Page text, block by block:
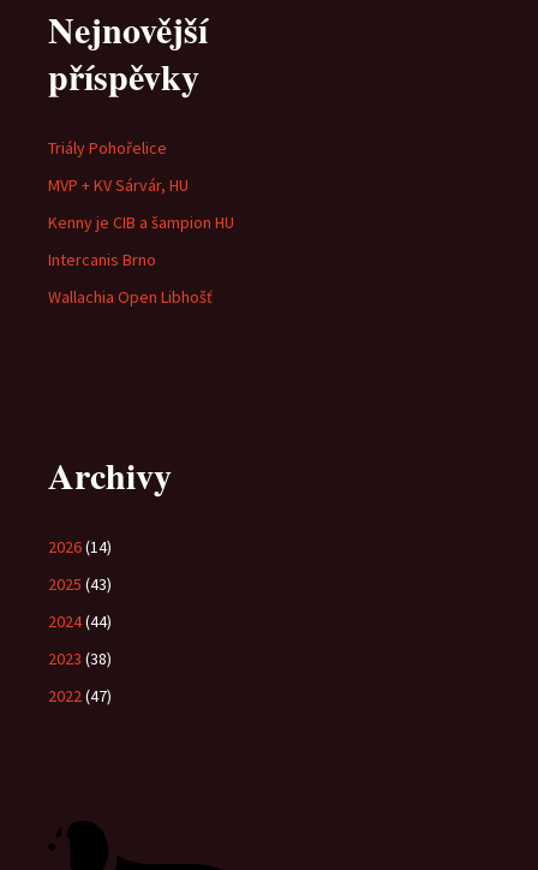
Nejnovější
příspěvky
Triály Pohořelice
MVP + KV Sárvár, HU
Kenny je CIB a šampion HU
Intercanis Brno
Wallachia Open Libhošť
Archivy
2026(14)
2025 (43)
2024(44)
2023 (38)
2022 (47)